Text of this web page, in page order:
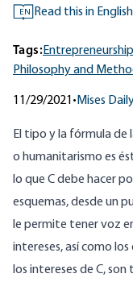
EN Read this in English
Tags:
Philosophy and
11/29/2021 • Mises
El tipo y la fórmula de
o humanitarismo es
lo que C debe hacer
esquemas, desde un
le permite tener voz
intereses, así como
los intereses de C,